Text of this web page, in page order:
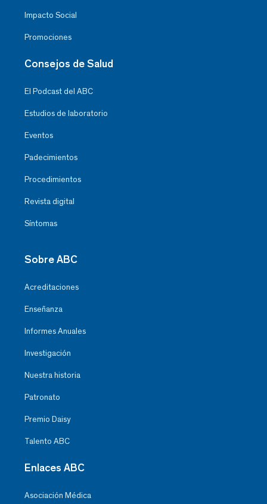
Impacto Social
Promociones
Consejos de Salud
El Podcast del ABC
Estudios de laboratorio
Eventos
Padecimientos
Procedimientos
Revista digital
Síntomas
Sobre ABC
Acreditaciones
Enseñanza
Informes Anuales
Investigación
Nuestra historia
Patronato
Premio Daisy
Talento ABC
Enlaces ABC
Asociación Médica